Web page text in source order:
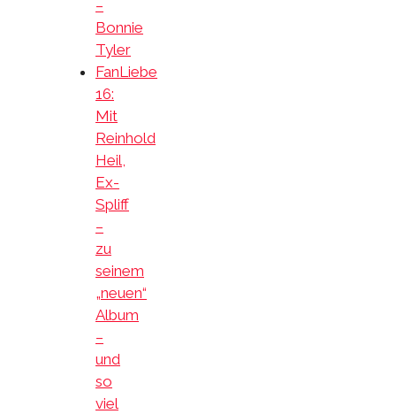
–
Bonnie
Tyler
FanLiebe
16:
Mit
Reinhold
Heil,
Ex-
Spliff
–
zu
seinem
„neuen“
Album
–
und
so
viel